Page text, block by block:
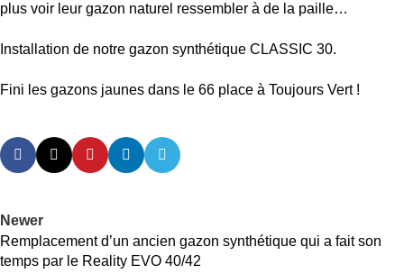
plus voir leur gazon naturel ressembler à de la paille…
Installation de notre gazon synthétique CLASSIC 30.
Fini les gazons jaunes dans le 66 place à Toujours Vert !
Newer
Remplacement d’un ancien gazon synthétique qui a fait son
temps par le Reality EVO 40/42